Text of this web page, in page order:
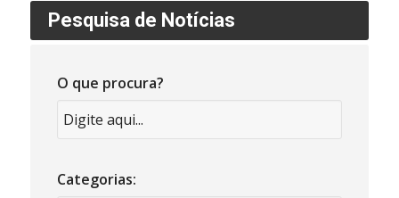
Pesquisa de Notícias
O que procura?
Categorias: